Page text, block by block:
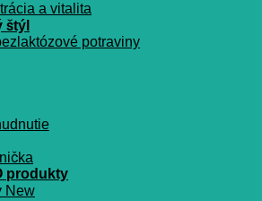
a vitalita
štýl
potraviny
produkty